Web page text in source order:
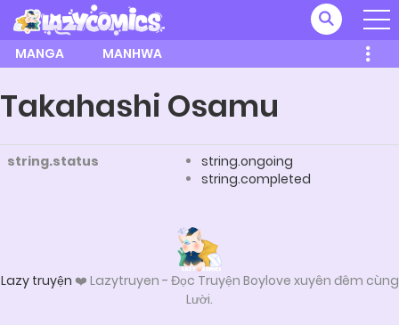
MANGA MANHWA
Takahashi Osamu
string.status
string.ongoing
string.completed
Lazy truyện ❤️ Lazytruyen - Đọc Truyện Boylove xuyên đêm cùng
Lười.